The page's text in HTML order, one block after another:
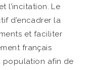
l’incitation. Le
d’encadrer la
et faciliter
français
population afin de